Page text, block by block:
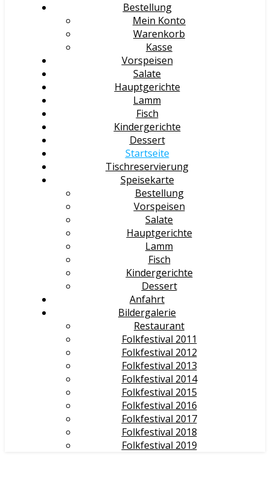
Bestellung
Mein Konto
Warenkorb
Kasse
Vorspeisen
Salate
Hauptgerichte
Lamm
Fisch
Kindergerichte
Dessert
Startseite
Tischreservierung
Speisekarte
Bestellung
Vorspeisen
Salate
Hauptgerichte
Lamm
Fisch
Kindergerichte
Dessert
Anfahrt
Bildergalerie
Restaurant
Folkfestival 2011
Folkfestival 2012
Folkfestival 2013
Folkfestival 2014
Folkfestival 2015
Folkfestival 2016
Folkfestival 2017
Folkfestival 2018
Folkfestival 2019